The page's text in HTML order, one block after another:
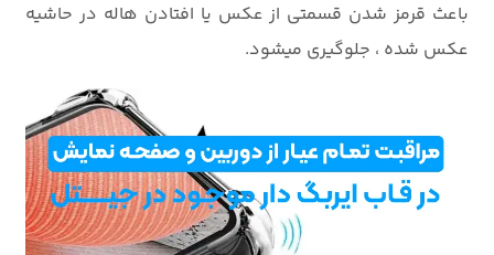
باعث قرمز شدن قسمتی از عکس یا افتادن هاله در حاشیه
عکس شده ، جلوگیری میشود.